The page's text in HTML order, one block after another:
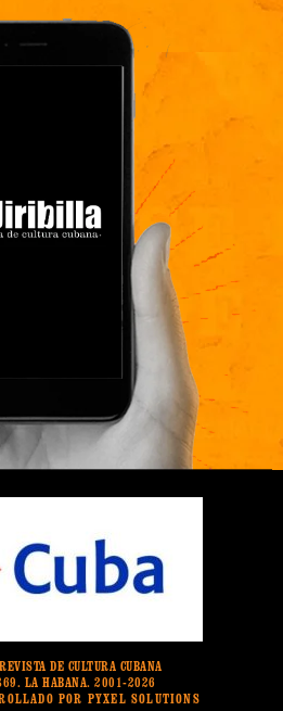
DE CULTURA CUBANA
LA HABANA. 2001-2026
POR PYXEL SOLUTIONS